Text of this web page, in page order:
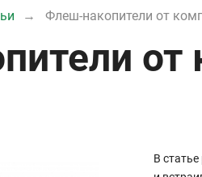
Флеш-накопители от
от
В